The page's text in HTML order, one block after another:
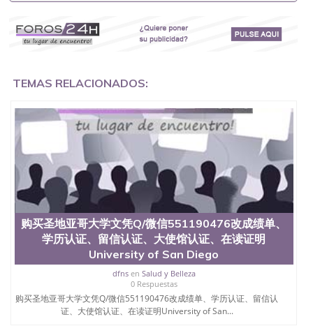
国外文凭551190476国外本科毕业证怎么办理
551190476国外大学文凭可以打工作吗551190476怎
学生在哪里可以买假毕业证551190476哪里可以办理
绩单可以吗551190476哪里可以办理水印成绩单
551190476哪里可以修改成绩单GPA分数551190476
假毕业证能查出来吗551190476假文凭网上能查到吗
551190476 如何拿到国外毕业证QQ微信551190476办
假大学毕业证QQ微信551190476国外毕业证去哪认证
QQ微信551190476找毕业证封皮QQ微信551190476国
外毕业证外壳定制QQ微信551190476快速代办国外毕
业证QQ微信551190476快速拿到国外文凭QQ微信
551190476国外留学文凭认证QQ微信551190476国外
文凭回国认证QQ微信551190476泰国文凭办理QQ微
信551190476法国留学回国证明QQ微信551190476 国
外烫金照片QQ微信551190476外国文凭在中国有用吗
QQ微信551190476德国留学回国证明QQ微信
551190476爱尔兰留学回国证明QQ微信551190476国
外硕士文凭办理QQ微信551190476 网上买文凭可靠
吗QQ微信551190476买国外文凭质量QQ微信
551190476国外本科毕业证怎么办理QQ微信
TEMAS RELACIONADOS:
购买圣地亚哥大学文凭Q/微信551190476改成绩单、
学历认证、留信认证、大使馆认证、在读证明
University of San Diego
dfnsen Salud y Belleza
0 Respuestas
购买圣地亚哥大学文凭Q/微信551190476改成绩单、学历认证、留信认
证、大使馆认证、在读证明University of San...